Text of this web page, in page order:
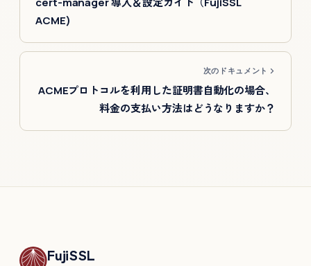
ACME)
次のドキュメント
ACMEプロトコルを利用した証明書自動化の場合、
料金の支払い方法はどうなりますか？
FujiSSL